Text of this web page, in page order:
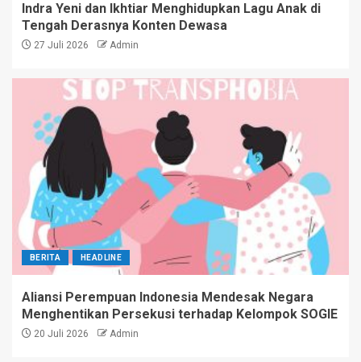
Indra Yeni dan Ikhtiar Menghidupkan Lagu Anak di
Tengah Derasnya Konten Dewasa
27 Juli 2026 Admin
BERITA HEADLINE
Aliansi Perempuan Indonesia Mendesak Negara
Menghentikan Persekusi terhadap Kelompok SOGIE
20 Juli 2026 Admin